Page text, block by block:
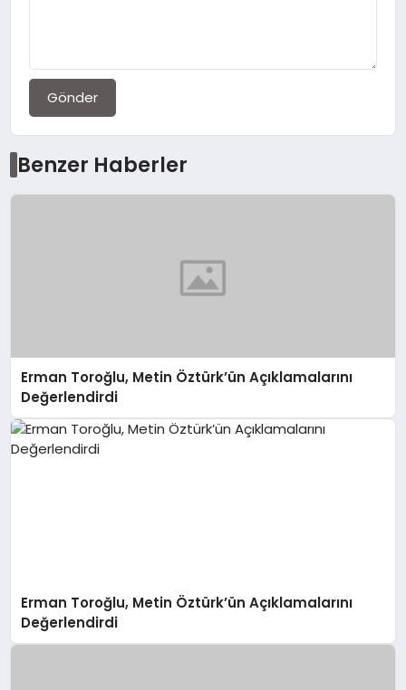
Gönder
Benzer Haberler
Erman Toroğlu, Metin Öztürk’ün Açıklamalarını
Değerlendirdi
Erman Toroğlu, Metin Öztürk’ün Açıklamalarını
Değerlendirdi